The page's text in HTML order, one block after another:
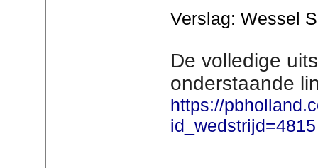
Verslag: Wessel
De volledige
onderstaande
https://
id_wedstrijd=4815